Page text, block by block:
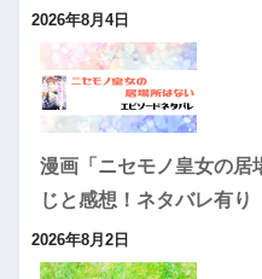
2026年8月4日
漫画「ニセモノ皇女の居
じと感想！ネタバレ有り
2026年8月2日